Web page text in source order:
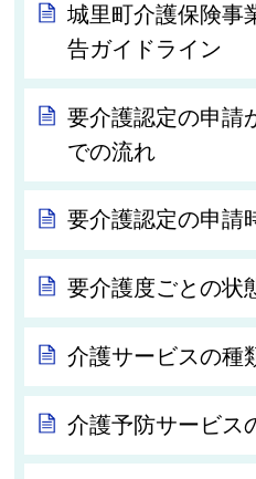
城里町介護保険事
告ガイドライン
要介護認定の申請
での流れ
要介護認定の申請
要介護度ごとの状
介護サービスの種
介護予防サービス